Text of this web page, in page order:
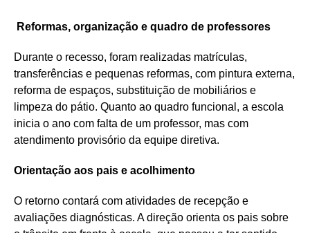
Reformas, organização e quadro de professores
Durante o recesso, foram realizadas matrículas,
transferências e pequenas reformas, com pintura externa,
reforma de espaços, substituição de mobiliários e
limpeza do pátio. Quanto ao quadro funcional, a escola
inicia o ano com falta de um professor, mas com
atendimento provisório da equipe diretiva.
Orientação aos pais e acolhimento
O retorno contará com atividades de recepção e
avaliações diagnósticas. A direção orienta os pais sobre